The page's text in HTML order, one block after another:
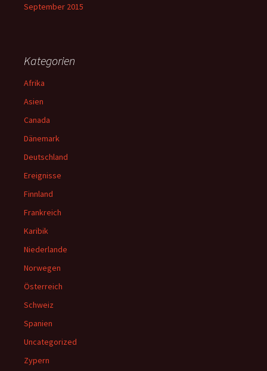
September 2015
Kategorien
Afrika
Asien
Canada
Dänemark
Deutschland
Ereignisse
Finnland
Frankreich
Karibik
Niederlande
Norwegen
Österreich
Schweiz
Spanien
Uncategorized
Zypern